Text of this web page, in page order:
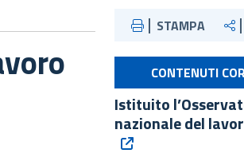
STAMPA
CONTENUTI
Istituito
nazionale del